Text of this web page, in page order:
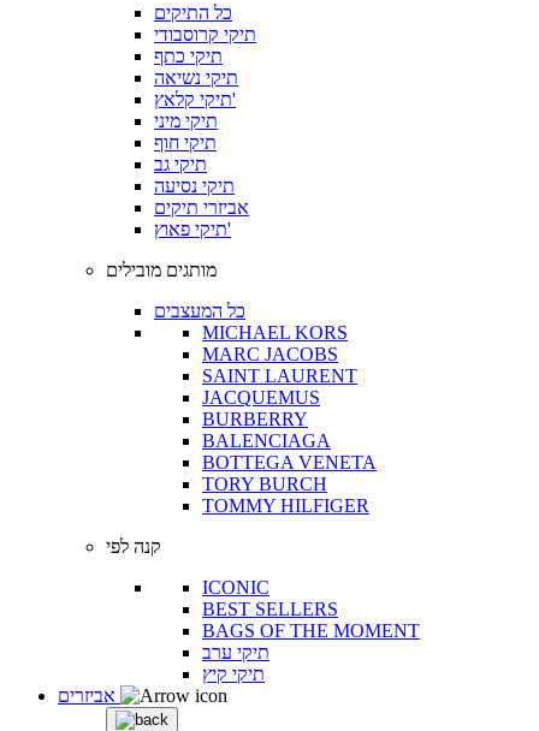
כל התיקים
תיקי קרוסבודי
תיקי כתף
תיקי נשיאה
תיקי קלאץ'
תיקי מיני
תיקי חוף
תיקי גב
תיקי נסיעה
אביזרי תיקים
תיקי פאוץ'
מותגים מובילים
כל המעצבים
MICHAEL KORS
MARC JACOBS
SAINT LAURENT
JACQUEMUS
BURBERRY
BALENCIAGA
BOTTEGA VENETA
TORY BURCH
TOMMY HILFIGER
קנה לפי
ICONIC
BEST SELLERS
BAGS OF THE MOMENT
תיקי ערב
תיקי קיץ